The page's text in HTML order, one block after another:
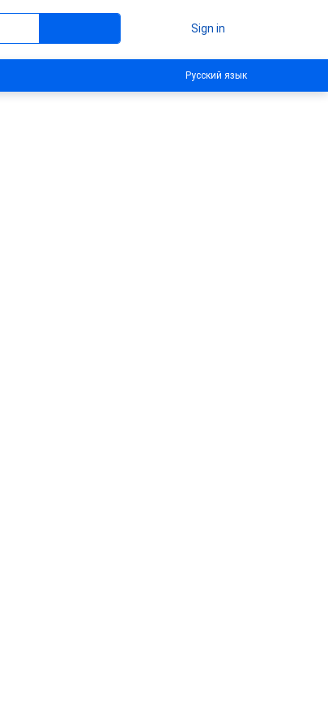
Sign in
Русский язык